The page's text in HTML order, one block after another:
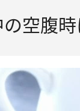
空腹